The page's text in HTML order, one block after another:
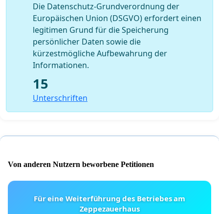
Die Datenschutz-Grundverordnung der
Europäischen Union (DSGVO) erfordert einen
legitimen Grund für die Speicherung
persönlicher Daten sowie die
kürzestmögliche Aufbewahrung der
Informationen.
15
Unterschriften
Von anderen Nutzern beworbene Petitionen
Für eine Weiterführung des Betriebes am
Zeppezauerhaus